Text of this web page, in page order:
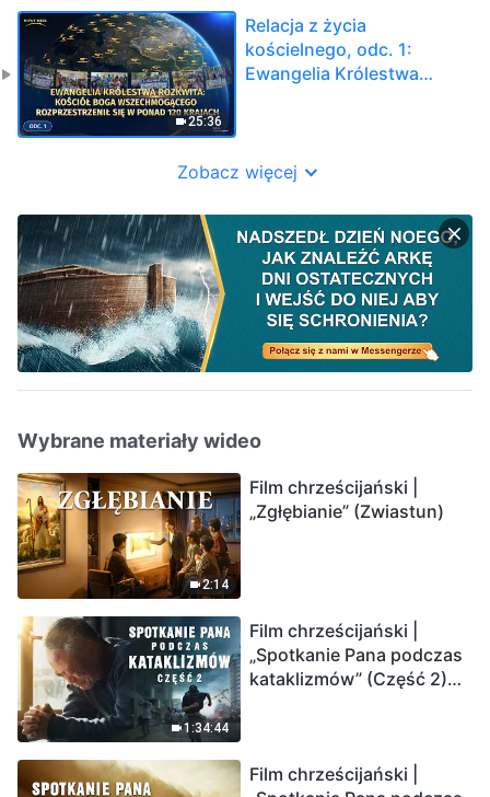
25:36
Relacja z życia
kościelnego, odc. 1:
Ewangelia Królestwa
ponad 120 krajach
Zobacz więcej
Wybrane materiały wideo
2:14
Film chrześcijański |
„Zgłębianie” (Zwiastun)
1:34:44
Film chrześcijański |
„Spotkanie Pana podczas
kataklizmów” (Część 2)
Ludzkość weszła w
Film chrześcijański |